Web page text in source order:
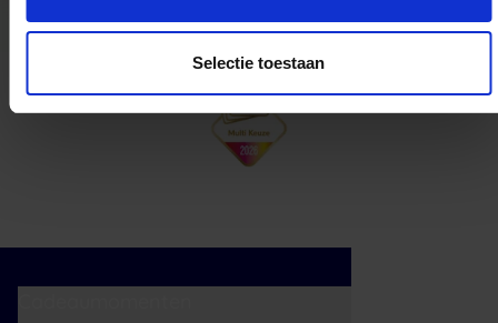
Selectie toestaan